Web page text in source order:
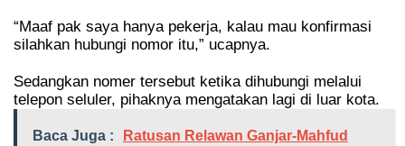
“Maaf pak saya hanya pekerja, kalau mau konfirmasi
silahkan hubungi nomor itu,” ucapnya.
Sedangkan nomer tersebut ketika dihubungi melalui
telepon seluler, pihaknya mengatakan lagi di luar kota.
Baca Juga :
Ratusan Relawan Ganjar-Mahfud